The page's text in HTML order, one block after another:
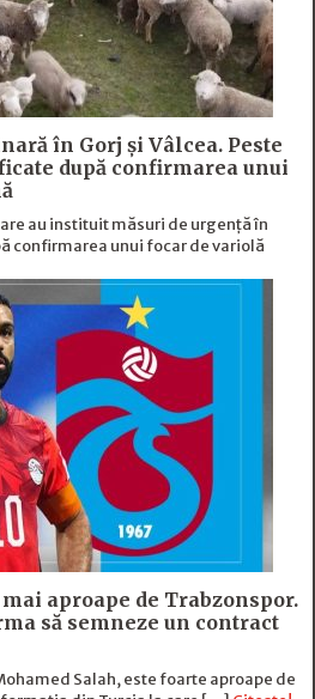
în Gorj și Vâlcea. Peste
după confirmarea unui
au instituit măsuri de urgență în
confirmarea unui focar de variolă
aproape de Trabzonspor.
să semneze un contract
Salah, este foarte aproape de